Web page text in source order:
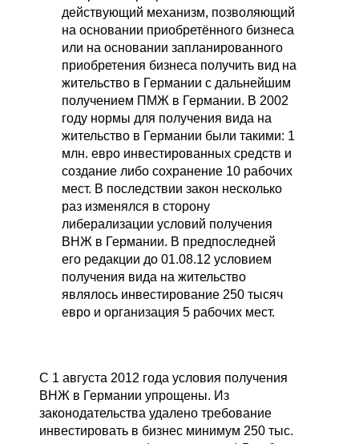
действующий механизм, позволяющий
на основании приобретённого бизнеса
или на основании запланированного
приобретения бизнеса получить вид на
жительство в Германии с дальнейшим
получением ПМЖ в Германии. В 2002
году нормы для получения вида на
жительство в Германии были такими: 1
млн. евро инвестированных средств и
создание либо сохранение 10 рабочих
мест. В последствии закон несколько
раз изменялся в сторону
либерализации условий получения
ВНЖ в Германии. В предпоследней
его редакции до 01.08.12 условием
получения вида на жительство
являлось инвестирование 250 тысяч
евро и организация 5 рабочих мест.
С 1 августа 2012 года условия получения
ВНЖ в Германии упрощены. Из
законодательства удалено требование
инвестировать в бизнес минимум 250 тыс.